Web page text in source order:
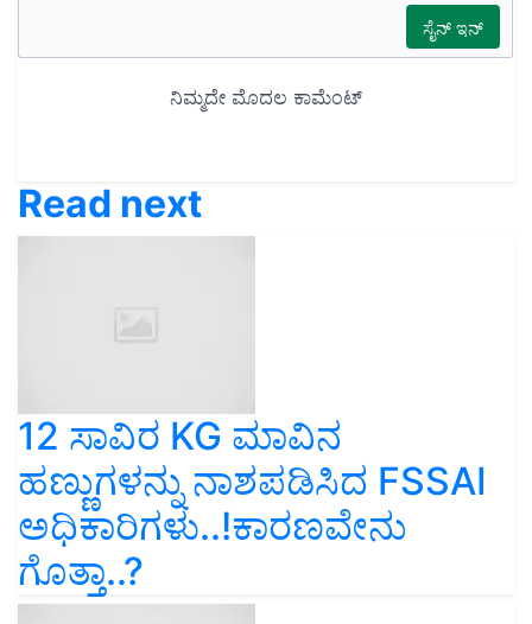
Read next
12 ಸಾವಿರ KG ಮಾವಿನ
ಹಣ್ಣುಗಳನ್ನು ನಾಶಪಡಿಸಿದ FSSAI
ಅಧಿಕಾರಿಗಳು..!ಕಾರಣವೇನು
ಗೊತ್ತಾ..?